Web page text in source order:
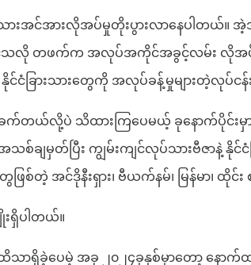
းအင်အားလိုအပ်မှုတိုးပွားလာနေပါတယ်။
သလို တဖက်က အလုပ်အကိုင်အခွင့်လမ်း လိုအပ်
ြားသားတွေကို အလုပ်ခန့်မှုများတဲ့လုပ်ငန်
တယ်လို့ပဲ သိထားကြပေမယ့် ခုနောက်ပိုင်းမှ
အသစ်ချမှတ်ပြီး ကျွမ်းကျင်လုပ်သားဗီဇာ
စ်တဲ့ အင်ဒိုနီးရှား၊ ဗီယက်နမ်၊ မြန်မာ၊
ရှိပါတယ်။
ာရှိခဲ့ပေမဲ့ အခု ၂၀၂၄ခုနှစ်မှာတော့ နောက်